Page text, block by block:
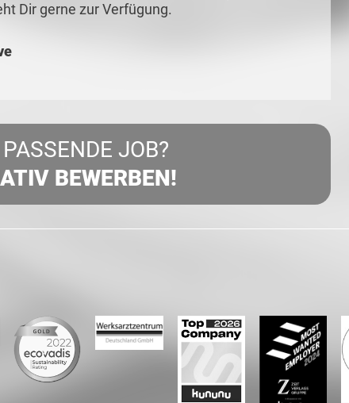
Dir gerne zur Verfügung.
JOB?
BEWERBEN!